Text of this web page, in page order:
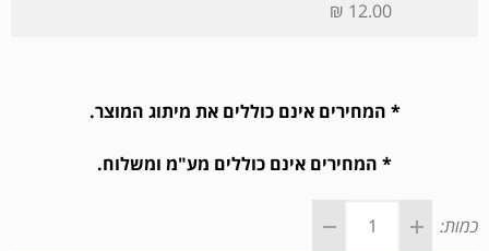
12.00 ₪
* המחירים אינם כוללים את מיתוג המוצר.
* המחירים אינם כוללים מע"מ ומשלוח.
כמות: